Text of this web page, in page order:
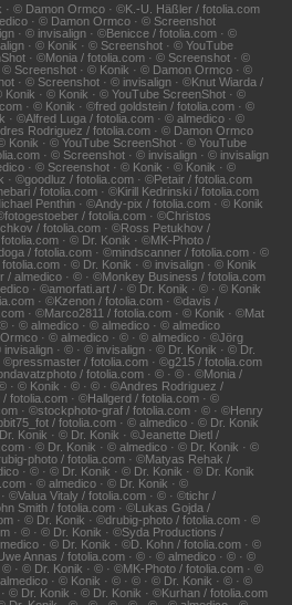
· © Damon Ormco · ©K.-U. Häßler / fotolia.com
· © Damon Ormco · © Screenshot
· © invisalign · ©Benicce / fotolia.com · ©
· © Konik · © Screenshot · © YouTube
· ©Monia / fotolia.com · © Screenshot · ©
© Screenshot · © Konik · © Damon Ormco · ©
· © Screenshot · © invisalign · ©Knut Wiarda /
· © Konik · © YouTube ScreenShot · ©
· © Konik · ©fred goldstein / fotolia.com · ©
· ©Alfred Luga / fotolia.com · © almedico · ©
Rodriguez / fotolia.com · © Damon Ormco
Konik · © YouTube ScreenShot · © YouTube
· © Screenshot · © invisalign · © invisalign
· © Screenshot · © Konik · © Konik · ©
· ©goodluz / fotolia.com · ©Petair / fotolia.com
/ fotolia.com · ©Kirill Kedrinski / fotolia.com
Penthin · ©Andy-pix / fotolia.com · © Konik
/ fotolia.com · ©Christos
/ fotolia.com · ©Ross Petukhov /
· © Dr. Konik · ©MK-Photo /
/ fotolia.com · ©mindscanner / fotolia.com · ©
· © Dr. Konik · © invisalign · © Konik
/ almedico · © · ©Monkey Business / fotolia.com
· ©amorfati.art / · © Dr. Konik · © · © Konik
· ©Kzenon / fotolia.com · ©davis /
· ©Marco2811 / fotolia.com · © Konik · ©Mat
· © almedico · © almedico · © almedico
· © almedico · © · © almedico · ©Jörg
· © · © invisalign · © Dr. Konik · © Dr.
©pressmaster / fotolia.com · ©g215 / fotolia.com
/ fotolia.com · © · © · ©Monia /
· © Konik · © · © · ©Andres Rodriguez /
fotolia.com · ©Hallgerd / fotolia.com · ©
· ©stockphoto-graf / fotolia.com · © · ©Henry
/ fotolia.com · © almedico · © Dr. Konik
Konik · © Dr. Konik · ©Jeanette Dietl /
· © Dr. Konik · © almedico · © Dr. Konik · ©
photo / fotolia.com · ©Matyas Rehak /
· © · © Dr. Konik · © Dr. Konik · © Dr. Konik
· © almedico · © Dr. Konik · ©
©Valua Vitaly / fotolia.com · © · ©tichr /
Smith / fotolia.com · ©Lukas Gojda /
· © Dr. Konik · ©drubig-photo / fotolia.com · ©
· © · © Dr. Konik · ©Syda Productions /
· © Dr. Konik · ©D. Kohn / fotolia.com · ©
Annas / fotolia.com · © · © almedico · © · ©
· © Dr. Konik · © · ©MK-Photo / fotolia.com · ©
· © Konik · © · © · © Dr. Konik · © · ©
© Dr. Konik · © Dr. Konik · ©Kurhan / fotolia.com